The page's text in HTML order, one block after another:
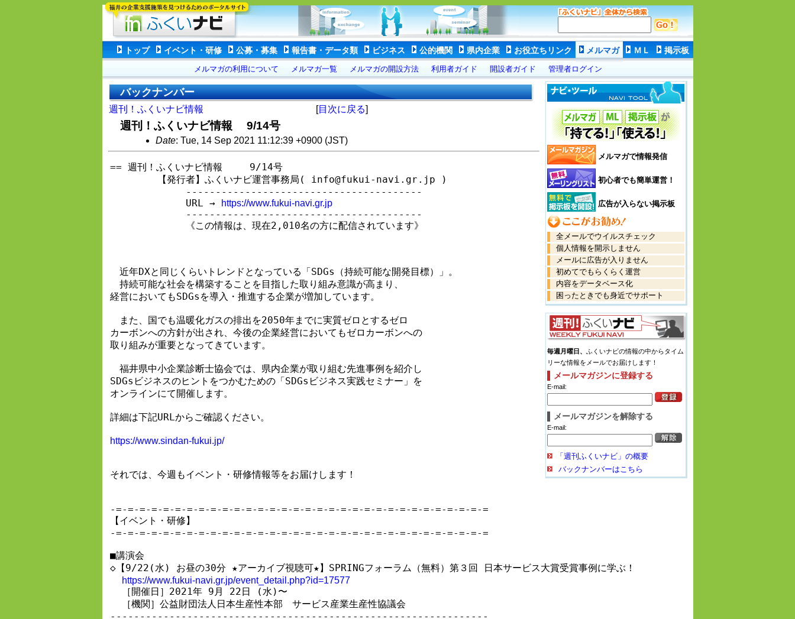
トップ イベント・研修 公募・募集 報告書・データ類 ビジネス 公的機関 県内企業 お役立ちリンク メルマガ ＭＬ 掲示板
メルマガの利用について メルマガ一覧 メルマガの開設方法 利用者ガイド 開設者ガイド 管理者ログイン
バックナンバー
週刊！ふくいナビ情報 [目次に戻る]
週刊！ふくいナビ情報 9/14号
Date: Tue, 14 Sep 2021 11:12:39 +0900 (JST)
== 週刊！ふくいナビ情報　   9/14号
【発行者】ふくいナビ運営事務局( info@fukui-navi.gr.jp )
----------------------------------------
URL →
https://www.fukui-navi.gr.jp
----------------------------------------
《この情報は、現在2,010名の方に配信されています》
近年DXと同じくらいトレンドとなっている「SDGs（持続可能な開発目標）」。
持続可能な社会を構築することを目指した取り組み意識が高まり、
経営においてもSDGsを導入・推進する企業が増加しています。
また、国でも温暖化ガスの排出を2050年までに実質ゼロとするゼロ
カーボンへの方針が出され、今後の企業経営においてもゼロカーボンへの
取り組みが重要となってきています。
福井県中小企業診断士協会では、県内企業が取り組む先進事例を紹介し
SDGsビジネスのヒントをつかむための「SDGsビジネス実践セミナー」を
オンラインにて開催します。
詳細は下記URLからご確認ください。
https://www.sindan-fukui.jp/
それでは、今週もイベント・研修情報等をお届けします！
-=-=-=-=-=-=-=-=-=-=-=-=-=-=-=-=-=-=-=-=-=-=-=-=-=-=-=-=-=-=-=-=
【イベント・研修】
-=-=-=-=-=-=-=-=-=-=-=-=-=-=-=-=-=-=-=-=-=-=-=-=-=-=-=-=-=-=-=-=
■講演会
◇【9/22(水) お昼の30分 ★アーカイブ視聴可★】SPRINGフォーラム（無料）第３回 日本サービス大賞受賞事例に学ぶ！
https://www.fukui-navi.gr.jp/event_detail.php?id=17577
  ［開催日］2021年 9月 22日 (水)〜
  ［機関］公益財団法人日本生産性本部　サービス産業生産性協議会
----------------------------------------------------------------
メルマガで情報発信
初心者でも簡単運営！
広告が入らない掲示板
全メールでウイルスチェック
個人情報を開示しません
メールに広告が入りません
初めてでもらくらく運営
内容をデータベース化
困ったときでも身近でサポート
毎週月曜日、 ふくいナビの情報の中からタイム
リーな情報をメールでお届けします！
メールマガジンに登録する
E-mail:
メールマガジンを解除する
E-mail:
「週刊ふくいナビ」の概要
バックナンバーはこちら